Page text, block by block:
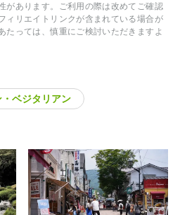
があります。ご利用の際は改めてご確認
ィリエイトリンクが含まれている場合が
たっては、慎重にご検討いただきますよ
ベジタリアン